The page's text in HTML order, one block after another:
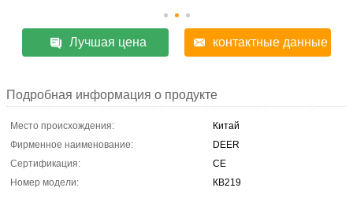
Лучшая цена контактные данные
Подробная информация о продукте
Место происхождения:
Китай
Фирменное наименование:
DEER
Сертификация:
CE
Номер модели:
КВ219